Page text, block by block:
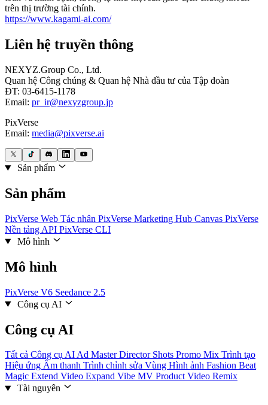
trên thị trường tài chính.
https://www.kagami-ai.com/
Liên hệ truyền thông
NEXYZ.Group Co., Ltd.
Quan hệ Công chúng & Quan hệ Nhà đầu tư của Tập đoàn
ĐT: 03-6415-1178
Email: pr_ir@nexyzgroup.jp
PixVerse
Email: media@pixverse.ai
Sản phẩm
Sản phẩm
PixVerse Web Tác nhân PixVerse Marketing Hub Canvas PixVerse
Nền tảng API PixVerse CLI
Mô hình
Mô hình
PixVerse V6 Seedance 2.5
Công cụ AI
Công cụ AI
Tất cả Công cụ AIAd MasterDirector Shots Promo Mix Trình tạo
Hiệu ứng Âm thanh Trình chỉnh sửa Vùng Hình ảnh Fashion Beat
Magic Extend Video Expand Vibe MV Product Video Remix
Tài nguyên